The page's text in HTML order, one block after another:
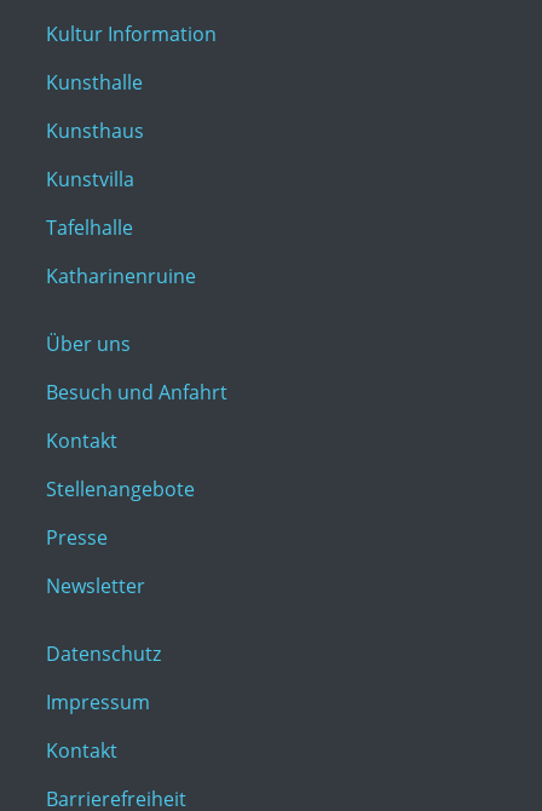
Kultur Information
Kunsthalle
Kunsthaus
Kunstvilla
Tafelhalle
Katharinenruine
Über uns
Besuch und Anfahrt
Kontakt
Stellenangebote
Presse
Newsletter
Datenschutz
Impressum
Kontakt
Barrierefreiheit